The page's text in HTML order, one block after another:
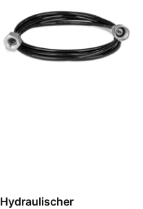
Hydraulischer